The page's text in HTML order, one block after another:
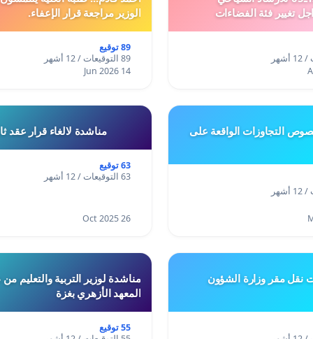
تغيير فئة الفضاءات
الوزير مراجعة قرار الإعفاء.
89 توقيع
89 التوقيعات / 12 أشهر
14 Jun 2026
التجاوزات الواقعة على مناشدة لالغاء قرار عقد
63 توقيع
63 التوقيعات / 12 أشهر
26 Oct 2025
نقل مقر وزارة الشؤون
مناشدة لوزير التربية والتعليم
المعهد الأزهري بغزة
55 توقيع